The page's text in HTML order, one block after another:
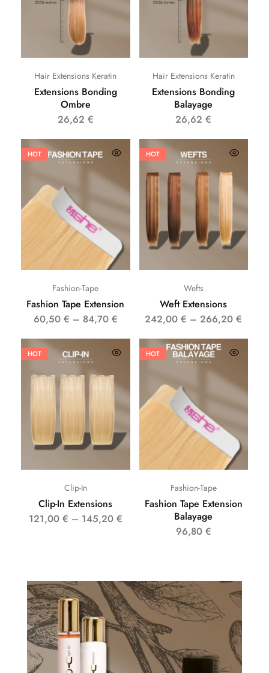
Hair Extensions Keratin
Extensions Bonding
Ombre
26,62 €
Hair Extensions Keratin
Extensions Bonding
Balayage
26,62€
HOT
Fashion-Tape
Fashion Tape Extension
60,50 € – 84,70 €
HOT
Wefts
Weft Extensions
242,00€ –266,20€
HOT
Clip-In
Clip-In Extensions
121,00 € – 145,20 €
HOT
Fashion-Tape
Fashion Tape Extension
Balayage
96,80 €